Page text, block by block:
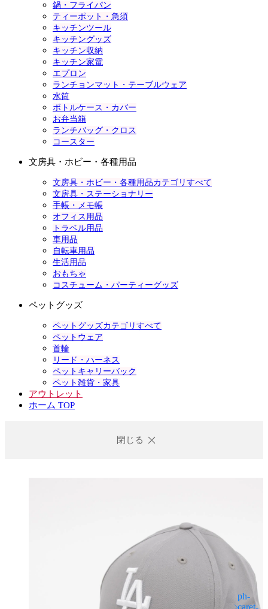
鍋・フライパン
ティーポット・急須
キッチンツール
キッチングッズ
キッチン収納
キッチン家電
エプロン
ランチョンマット・テーブルウェア
水筒
ボトルケース・カバー
お弁当箱
ランチバッグ・クロス
コースター
文房具・ホビー・各種用品
文房具・ホビー・各種用品カテゴリすべて
文房具・ステーショナリー
手帳・メモ帳
オフィス用品
トラベル用品
車用品
自転車用品
生活用品
おもちゃ
コスチューム・パーティーグッズ
ペットグッズ
ペットグッズカテゴリすべて
ペットウェア
首輪
リード・ハーネス
ペットキャリーバック
ペット雑貨・家具
アウトレット
ホーム TOP
閉じる